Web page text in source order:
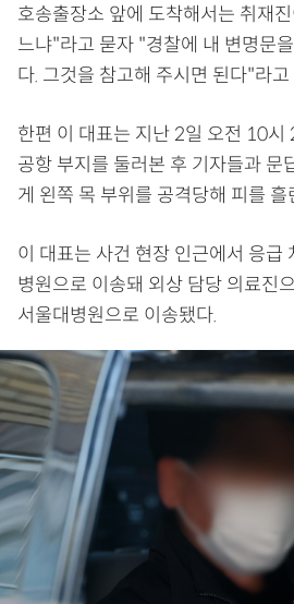
호송출장소 앞에 도착해서는 취재
느냐"라고 묻자 "경찰에 내 변명문
다. 그것을 참고해 주시면 된다"라고
한편 이 대표는 지난 2일 오전 10시
공항 부지를 둘러본 후 기자들과 문
게 왼쪽 목 부위를 공격당해 피를 흘
이 대표는 사건 현장 인근에서 응급
병원으로 이송돼 외상 담당 의료진
서울대병원으로 이송됐다.